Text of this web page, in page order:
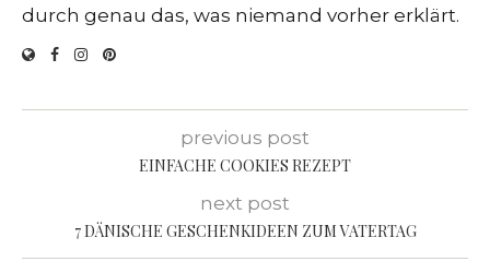
durch genau das, was niemand vorher erklärt.
previous post
EINFACHE COOKIES REZEPT
next post
7 DÄNISCHE GESCHENKIDEEN ZUM VATERTAG